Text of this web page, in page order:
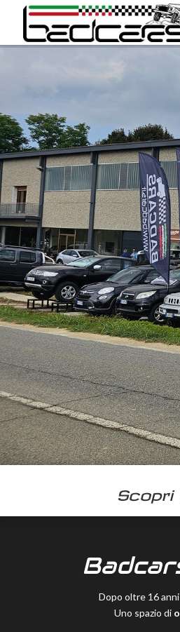
Dopo oltre 16
Uno spazio di